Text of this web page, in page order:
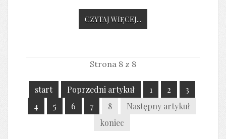
CZYTAJ WIĘCEJ...
Strona 8 z 8
start Poprzedni artykuł 1 2
3
4
5 6 7 8
Następny artykuł
koniec